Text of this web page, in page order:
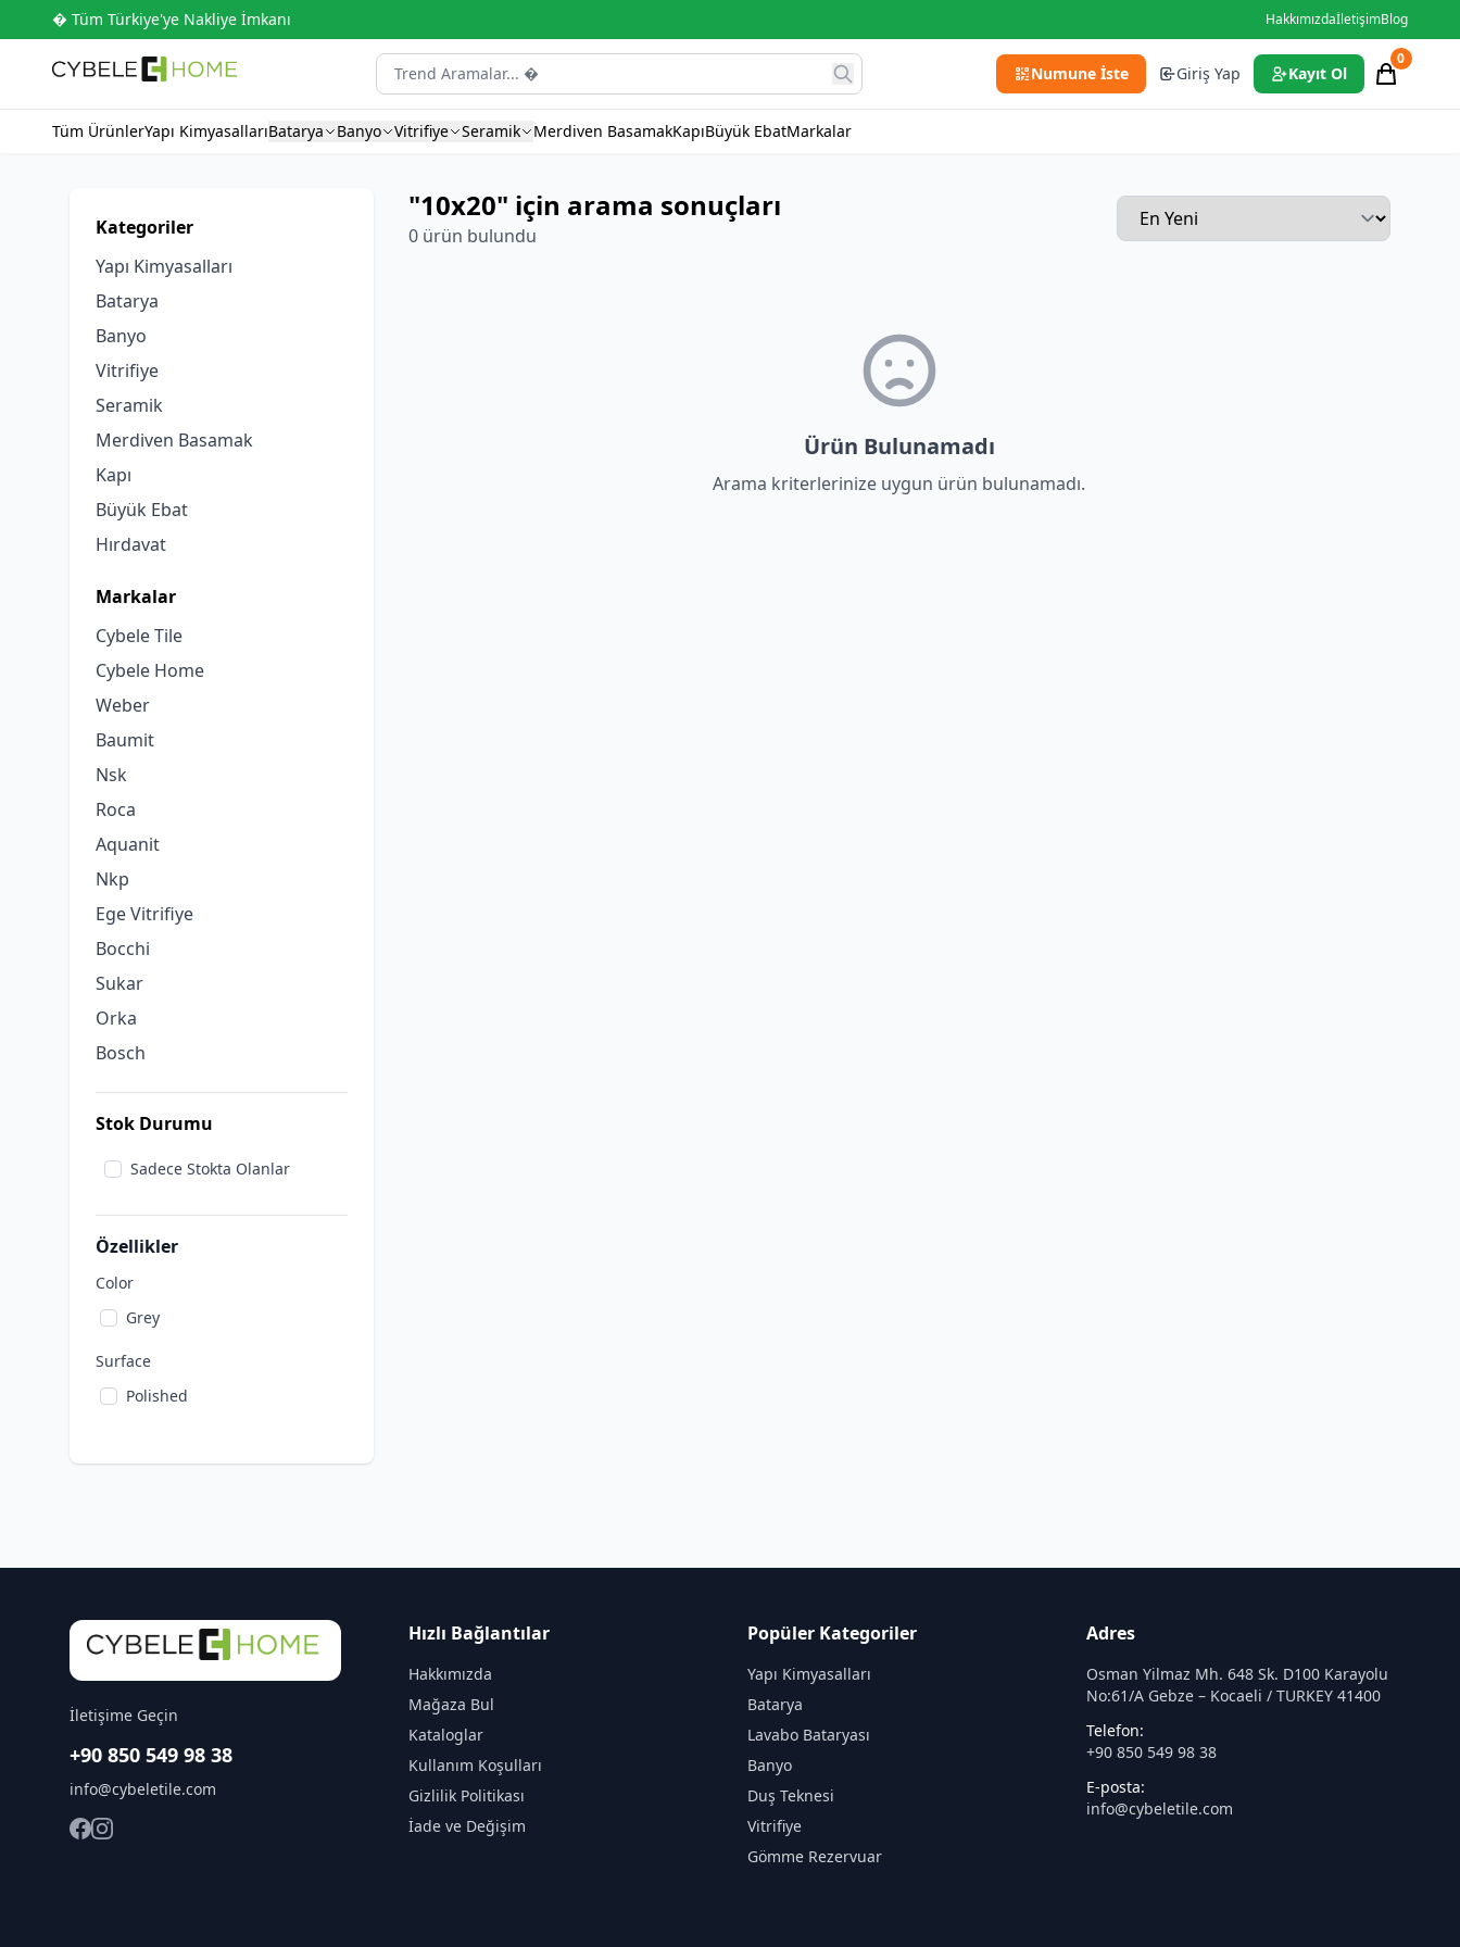
� Tüm Türkiye'ye Nakliye İmkanı HakkımızdaİletişimBlog
Numune İste Giriş Yap Kayıt Ol
0
Tüm ÜrünlerYapı KimyasallarıBatarya Banyo Vitrifiye Seramik Merdiven BasamakKapıBüyük EbatMarkalar
Kategoriler
Yapı Kimyasalları
Batarya
Banyo
Vitrifiye
Seramik
Merdiven Basamak
Kapı
Büyük Ebat
Hırdavat
Markalar
Cybele Tile
Cybele Home
Weber
Baumit
Nsk
Roca
Aquanit
Nkp
Ege Vitrifiye
Bocchi
Sukar
Orka
Bosch
Stok Durumu
Sadece Stokta Olanlar
Özellikler
Color
Grey
Surface
Polished
"10x20" için arama sonuçları
0 ürün bulundu
Ürün Bulunamadı
Arama kriterlerinize uygun ürün bulunamadı.
İletişime Geçin
+90 850 549 98 38
info@cybeletile.com
Hızlı Bağlantılar
Hakkımızda
Mağaza Bul
Kataloglar
Kullanım Koşulları
Gizlilik Politikası
İade ve Değişim
Popüler Kategoriler
Yapı Kimyasalları
Batarya
Lavabo Bataryası
Banyo
Duş Teknesi
Vitrifiye
Gömme Rezervuar
Adres
Osman Yilmaz Mh. 648 Sk. D100 Karayolu
No:61/A Gebze – Kocaeli / TURKEY 41400
Telefon:
+90 850 549 98 38
E-posta:
info@cybeletile.com